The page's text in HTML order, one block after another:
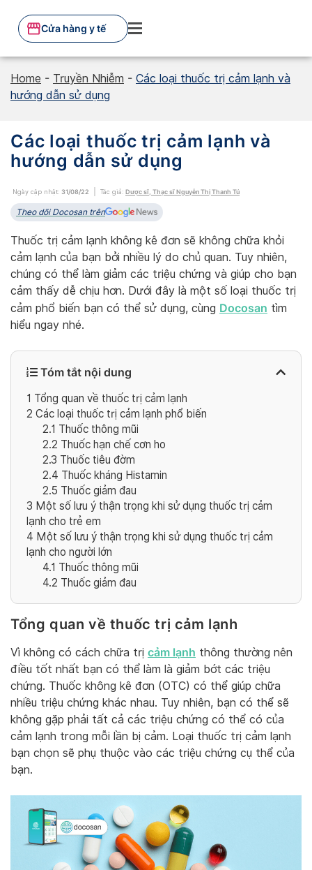
content
Cửa hàng y tế
Home - Truyền Nhiễm - Các loại thuốc trị cảm lạnh và
hướng dẫn sử dụng
Các loại thuốc trị cảm lạnh và
hướng dẫn sử dụng
Ngày cập nhật: 31/08/22 Tác giả: Dược sĩ, Thạc sĩ Nguyễn Thị Thanh Tú
Theo dõi Docosan trên
Thuốc trị cảm lạnh không kê đơn sẽ không chữa khỏi
cảm lạnh của bạn bởi nhiều lý do chủ quan. Tuy nhiên,
chúng có thể làm giảm các triệu chứng và giúp cho bạn
cảm thấy dễ chịu hơn. Dưới đây là một số loại thuốc trị
cảm phổ biến bạn có thể sử dụng, cùng Docosan tìm
hiểu ngay nhé.
Tóm tắt nội dung
1 Tổng quan về thuốc trị cảm lạnh
2 Các loại thuốc trị cảm lạnh phổ biến
2.1 Thuốc thông mũi
2.2 Thuốc hạn chế cơn ho
2.3 Thuốc tiêu đờm
2.4 Thuốc kháng Histamin
2.5 Thuốc giảm đau
3 Một số lưu ý thận trọng khi sử dụng thuốc trị cảm
lạnh cho trẻ em
4 Một số lưu ý thận trọng khi sử dụng thuốc trị cảm
lạnh cho người lớn
4.1 Thuốc thông mũi
4.2 Thuốc giảm đau
Tổng quan về thuốc trị cảm lạnh
Vì không có cách chữa trị cảm lạnh thông thường nên
điều tốt nhất bạn có thể làm là giảm bớt các triệu
chứng. Thuốc không kê đơn (OTC) có thể giúp chữa
nhiều triệu chứng khác nhau. Tuy nhiên, bạn có thể sẽ
không gặp phải tất cả các triệu chứng có thể có của
cảm lạnh trong mỗi lần bị cảm. Loại thuốc trị cảm lạnh
bạn chọn sẽ phụ thuộc vào các triệu chứng cụ thể của
bạn.